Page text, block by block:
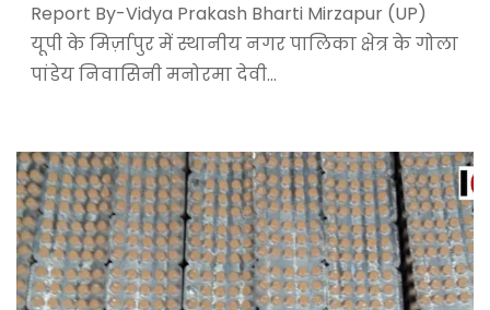
Report By-Vidya Prakash Bharti Mirzapur (UP)
यूपी के मिर्ज़ापुर में स्थानीय नगर पालिका क्षेत्र के गोला
पांडेय निवासिनी मनोरमा देवी…